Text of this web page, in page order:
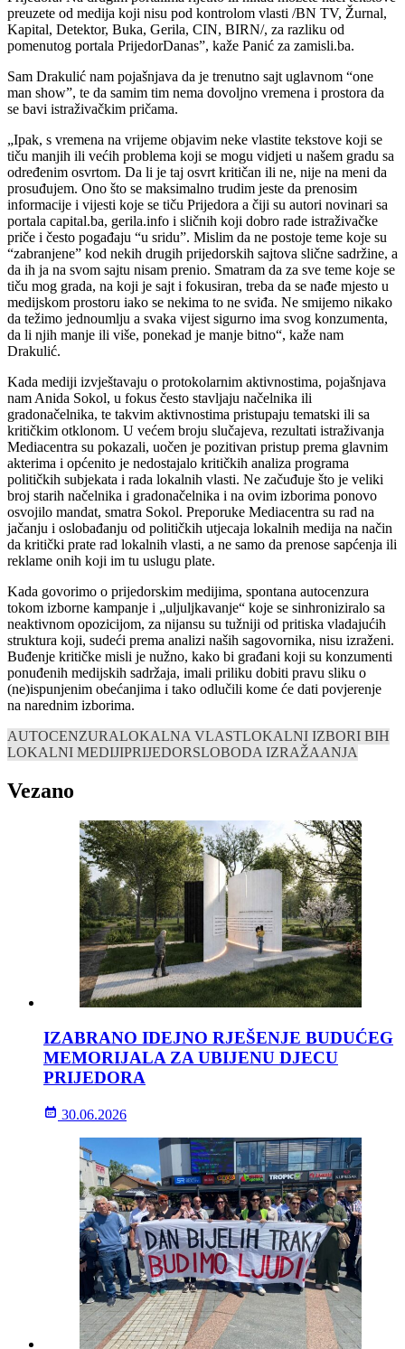
preuzete od medija koji nisu pod kontrolom vlasti /BN TV, Žurnal,
Kapital, Detektor, Buka, Gerila, CIN, BIRN/, za razliku od
pomenutog portala PrijedorDanas”, kaže Panić za zamisli.ba.
Sam Drakulić nam pojašnjava da je trenutno sajt uglavnom “one
man show”, te da samim tim nema dovoljno vremena i prostora da
se bavi istraživačkim pričama.
„Ipak, s vremena na vrijeme objavim neke vlastite tekstove koji se
tiču manjih ili većih problema koji se mogu vidjeti u našem gradu sa
određenim osvrtom. Da li je taj osvrt kritičan ili ne, nije na meni da
prosuđujem. Ono što se maksimalno trudim jeste da prenosim
informacije i vijesti koje se tiču Prijedora a čiji su autori novinari sa
portala capital.ba, gerila.info i sličnih koji dobro rade istraživačke
priče i često pogađaju “u sridu”. Mislim da ne postoje teme koje su
“zabranjene” kod nekih drugih prijedorskih sajtova slične sadržine, a
da ih ja na svom sajtu nisam prenio. Smatram da za sve teme koje se
tiču mog grada, na koji je sajt i fokusiran, treba da se nađe mjesto u
medijskom prostoru iako se nekima to ne sviđa. Ne smijemo nikako
da težimo jednoumlju a svaka vijest sigurno ima svog konzumenta,
da li njih manje ili više, ponekad je manje bitno“, kaže nam
Drakulić.
Kada mediji izvještavaju o protokolarnim aktivnostima, pojašnjava
nam Anida Sokol, u fokus često stavljaju načelnika ili
gradonačelnika, te takvim aktivnostima pristupaju tematski ili sa
kritičkim otklonom. U većem broju slučajeva, rezultati istraživanja
Mediacentra su pokazali, uočen je pozitivan pristup prema glavnim
akterima i općenito je nedostajalo kritičkih analiza programa
političkih subjekata i rada lokalnih vlasti. Ne začuđuje što je veliki
broj starih načelnika i gradonačelnika i na ovim izborima ponovo
osvojilo mandat, smatra Sokol. Preporuke Mediacentra su rad na
jačanju i oslobađanju od političkih utjecaja lokalnih medija na način
da kritički prate rad lokalnih vlasti, a ne samo da prenose sapćenja ili
reklame onih koji im tu uslugu plate.
Kada govorimo o prijedorskim medijima, spontana autocenzura
tokom izborne kampanje i „uljuljkavanje“ koje se sinhroniziralo sa
neaktivnom opozicijom, za nijansu su tužniji od pritiska vladajućih
struktura koji, sudeći prema analizi naših sagovornika, nisu izraženi.
Buđenje kritičke misli je nužno, kako bi građani koji su konzumenti
ponuđenih medijskih sadržaja, imali priliku dobiti pravu sliku o
(ne)ispunjenim obećanjima i tako odlučili kome će dati povjerenje
na narednim izborima.
AUTOCENZURALOKALNA VLASTLOKALNI IZBORI BIH
LOKALNI MEDIJIPRIJEDORSLOBODA IZRAŽAANJA
Vezano
IZABRANO IDEJNO RJEŠENJE BUDUĆEG
MEMORIJALA ZA UBIJENU DJECU
PRIJEDORA
30.06.2026